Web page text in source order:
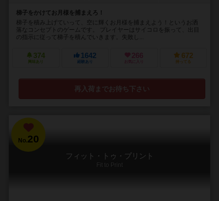
梯子をかけてお月様を捕まえろ！
梯子を積み上げていって、空に輝くお月様を捕まえよう！というお洒
落なコンセプトのゲームです。 プレイヤーはサイコロを振って、出目
の指示に従って梯子を積んでいきます。失敗し...
374
興味あり
1642
経験あり
266
お気に入り
672
持ってる
再入荷までお待ち下さい
No.20
フィット・トゥ・プリント
Fit to Print